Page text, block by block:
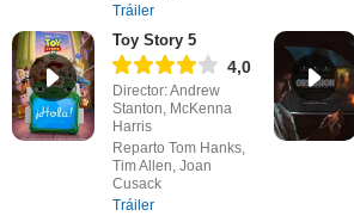
Tráiler
Toy Story 5
4,0
Director: Andrew
Stanton, McKenna
Harris
Reparto Tom Hanks,
Tim Allen, Joan
Cusack
Tráiler